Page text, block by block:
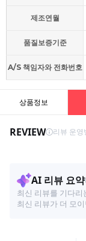
제조연월
품질보증기준
A/S 책임자와 전화번호
상품정보